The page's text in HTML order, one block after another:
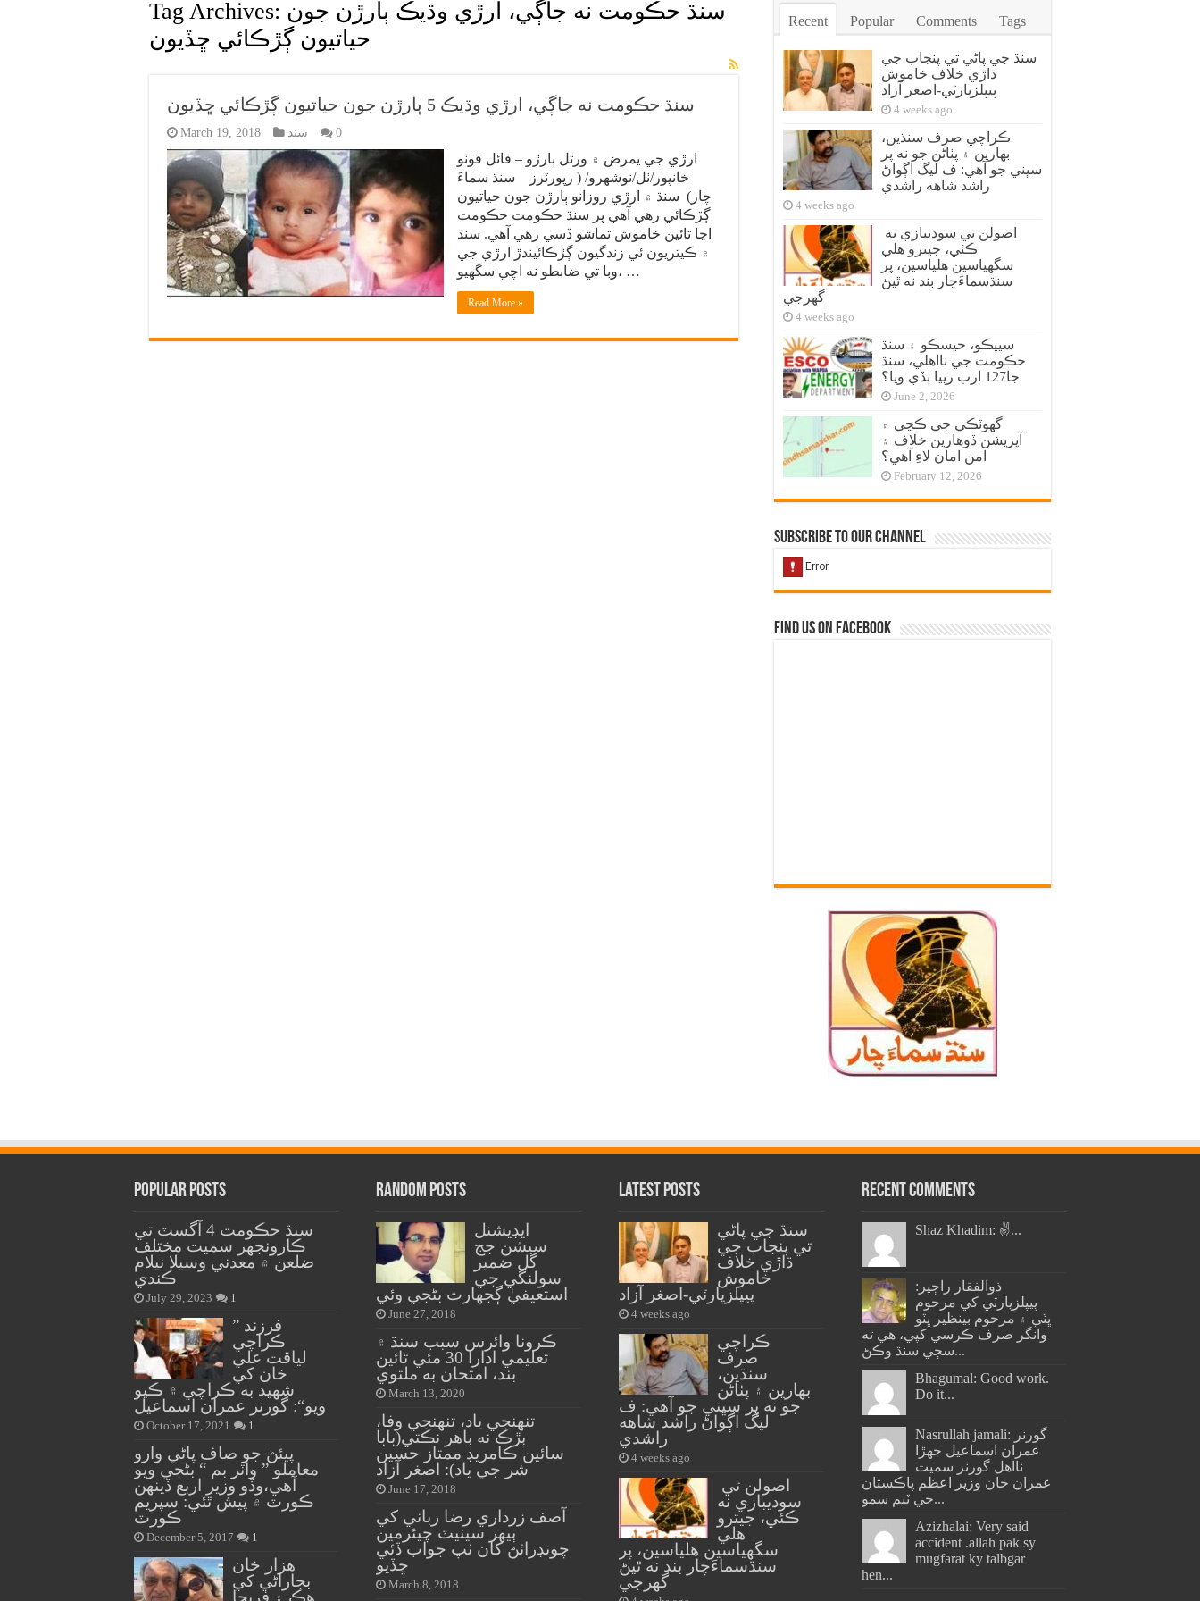
Tag Archives: سنڌ حڪومت نه جاڳي، ارڙي وڌيڪ ٻارڙن جون
حياتيون ڳڙڪائي ڇڏيون
سنڌ حڪومت نه جاڳي، ارڙي وڌيڪ 5 ٻارڙن جون حياتيون ڳڙڪائي ڇڏيون
March 19, 2018 سنڌ 0
ارڙي جي يمرض ۾ ورتل ٻارڙو – فائل فوٽو
خانپور/ٺل/نوشهرو/ ( رپورٽرز سنڌ سماءَ
چار) سنڌ ۾ ارڙي روزانو ٻارڙن جون حياتيون
ڳڙڪائي رهي آهي پر سنڌ حڪومت حڪومت
اڃا تائين خاموش تماشو ڏسي رهي آهي. سنڌ
۾ ڪيتريون ئي زندگيون ڳڙڪائيندڙ ارڙي جي
وبا تي ضابطو نه اچي سگھيو، …
Read More »
Recent Popular Comments Tags
سنڌ جي پاڻي تي پنجاب جي
ڌاڙي خلاف خاموش
پيپلزپارٽي-اصغر آزاد
4 weeks ago
ڪراچي صرف سنڌين،
بهارين ۽ پٺاڻن جو نه پر
سڀني جو آهي: ف ليگ اڳواڻ
راشد شاهه راشدي
4 weeks ago
ڪئي، جيترو هلي
سگهياسين هلياسين، پر
سنڌسماءَچار بند نه ٿيڻ
گهرجي
4 weeks ago
سيپڪو، حيسڪو ۽ سنڌ
حڪومت جي نااهلي، سنڌ
جا127 ارب رپيا ٻڏي ويا؟
June 2, 2026
گهوٽڪي جي ڪچي ۾
آپريشن ڏوهارين خلاف ۽
امن امان لاءِ آهي؟
February 12, 2026
Subscribe to our Channel
Find us on Facebook
Popular Posts
سنڌ حڪومت 4 آگسٽ تي
ڪارونجهر سميت مختلف
ضلعن ۾ معدني وسيلا نيلام
ڪندي
July 29, 2023 1
” فرزند
ڪراچي
لياقت علي
خان کي
شهيد به ڪراچي ۾ ڪيو
ويو“: گورنر عمران اسماعيل
October 17, 2021 1
پيئڻ جو صاف پاڻي وارو
معاملو ” واٽر بم “ بڻجي ويو
آهي،وڏو وزير اربع ڏينهن
ڪورٽ ۾ پيش ٿئي: سپريم
ڪورٽ
December 5, 2017 1
هزار خان
بجاراڻي کي
هڪ ۽ فريحا
Random Posts
ايڊيشنل
سيشن جج
گل ضمير
سولنگي جي
استعيفيٰ ڳجهارت بڻجي وئي
June 27, 2018
ڪرونا وائرس سبب سنڌ ۾
تعليمي ادارا 30 مئي تائين
بند، امتحان به ملتوي
March 13, 2020
تنهنجي ياد، تنهنجي وفا،
ٻڙڪ نه ٻاهر نڪتي(بابا
سائين ڪامريڊ ممتاز حسين
شر جي ياد): اصغر آزاد
June 17, 2018
آصف زرداري رضا رباني کي
ٻيهر سينيٽ چيئرمين
چونڊرائڻ کان ٺپ جواب ڏئي
ڇڏيو
March 8, 2018
Latest Posts
سنڌ جي پاڻي
تي پنجاب جي
ڌاڙي خلاف
خاموش
پيپلزپارٽي-اصغر آزاد
4 weeks ago
ڪراچي
صرف
سنڌين،
بهارين ۽ پٺاڻن
جو نه پر سڀني جو آهي: ف
ليگ اڳواڻ راشد شاهه
راشدي
4 weeks ago
سوديبازي نه
ڪئي، جيترو
هلي
سگهياسين هلياسين، پر
سنڌسماءَچار بند نه ٿيڻ
گهرجي
Recent Comments
Shaz Khadim: ✌️...
ذوالفقار راڄپر:
پيپلزپارٽي کي مرحوم
ڀٽي ۽ مرحوم بينظير ڀٽو
وانگر صرف ڪرسي کپي، هي ته
سڄي سنڌ وڪڻ...
Bhagumal: Good work.
Do it...
Nasrullah jamali: گورنر
عمران اسماعيل جھڙا
نااهل گورنر سميت
عمران خان وزير اعظم پاڪستان
جي ٽيم سمو...
Azizhalai: Very said
accident .allah pak sy
mugfarat ky talbgar
hen...